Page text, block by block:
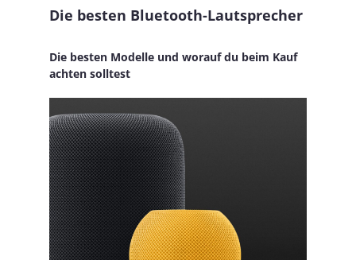
Die besten Bluetooth-Lautsprecher
Die besten Modelle und worauf du beim Kauf
achten solltest